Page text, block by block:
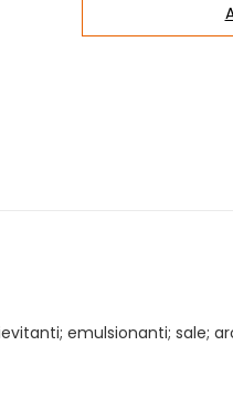
emulsionanti; sale;